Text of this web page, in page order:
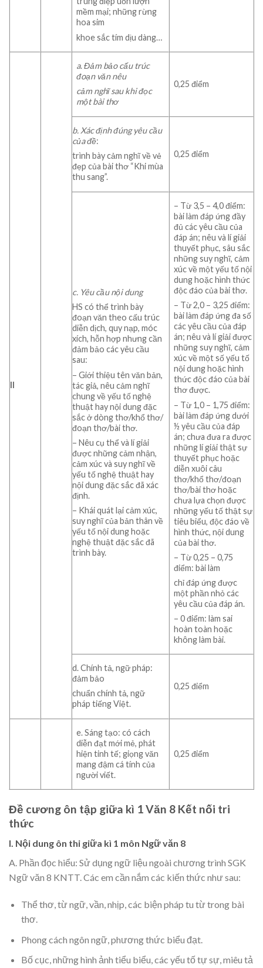
mềm mại; những rừng
hoa sim
khoe sắc tím dịu dàng…
II
a.Đảm bảo cấu trúc
đoạn văn nêu
cảm nghĩ sau khiđọc
một bài thơ
0,25 điểm
b. Xácđịnhđúng yêu cầu
củađề:
trình bày cảm nghĩ về vẻ
đẹp của bài thơ “Khi mùa
thu sang”.
0,25 điểm
c. Yêu cầu nội dung
HS có thể trình bày
đoạn văn theo cấu trúc
diễn dịch, quy nạp, móc
xích, hỗn hợp nhưng cần
đảm bảo các yêu cầu
sau:
– Giới thiệu tên văn bản,
tác giả, nêu cảm nghĩ
chung về yếu tố nghệ
thuật hay nội dung đặc
sắc ở dòng thơ/khổ thơ/
đoạn thơ/bài thơ.
– Nêu cụ thể và lí giải
được những cảm nhận,
cảm xúc và suy nghĩ về
yếu tố nghệ thuật hay
nội dung đặc sắc đã xác
định.
– Khái quát lại cảm xúc,
suy nghĩ của bản thân về
yếu tố nội dung hoặc
nghệ thuật đặc sắc đã
trình bày.
– Từ 3,5 – 4,0 điểm:
bài làm đáp ứng đầy
đủ các yêu cầu của
đáp án; nêu và lí giải
thuyết phục, sâu sắc
những suy nghĩ, cảm
xúc về một yếu tố nội
dung hoặc hình thức
độc đáo của bài thơ.
– Từ 2,0 – 3,25 điểm:
bài làm đáp ứng đa số
các yêu cầu của đáp
án; nêu và lí giải được
những suy nghĩ, cảm
xúc về một số yếu tố
nội dung hoặc hình
thức độc đáo của bài
thơ được.
– Từ 1,0 – 1,75 điểm:
bài làm đáp ứng dưới
½ yêu cầu của đáp
án; chưa đưa ra được
những lí giải thật sự
thuyết phục hoặc
diễn xuôi câu
thơ/khổ thơ/đoạn
thơ/bài thơ hoặc
chưa lựa chọn được
những yếu tố thật sự
tiêu biểu, độc đáo về
hình thức, nội dung
của bài thơ.
– Từ 0,25 – 0,75
điểm: bài làm
chỉ đáp ứng được
một phần nhỏ các
yêu cầu của đáp án.
– 0 điểm: làm sai
hoàn toàn hoặc
không làm bài.
d. Chính tả, ngữ pháp:
đảm bảo
chuẩn chính tả, ngữ
pháp tiếng Việt.
0,25 điểm
e. Sáng tạo: có cách
diễn đạt mới mẻ, phát
hiện tinh tế; giọng văn
mang đậm cá tính của
người viết.
0,25 điểm
Đề cương ôn tập giữa kì 1 Văn 8 Kết nối tri
thức
I. Nội dung ôn thi giữa kì 1 môn Ngữ văn 8
A. Phần đọc hiểu: Sử dụng ngữ liệu ngoài chương trình SGK
Ngữ văn 8 KNTT. Các em cần nắm các kiến thức như sau:
Thể thơ, từ ngữ, vần, nhịp, các biện pháp tu từ trong bài
thơ.
Phong cách ngôn ngữ, phương thức biểu đạt.
Bố cục, những hình ảnh tiểu biểu, các yếu tố tự sự, miêu tả